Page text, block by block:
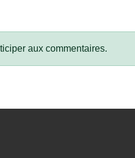
aux commentaires.